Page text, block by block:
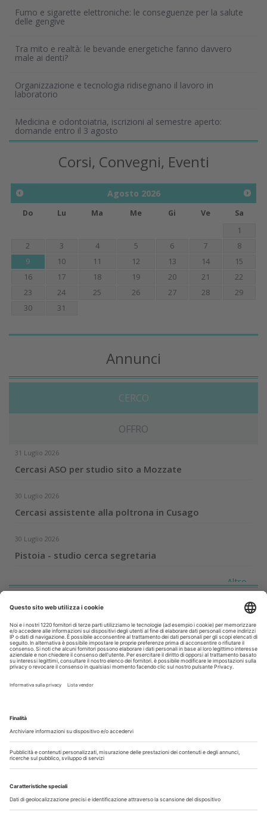
Fumo e sigarette elettroniche: le conseguenze per la salute
delle gengive
Tra mito e realtà: le bevande energetiche fanno davvero
male ai denti?
Organizzazione e tecnologia ridisegnano il lavoro in
laboratorio
Medicina e odontoiatria, iscrizioni al semestre aperto:
domande entro il 3 agosto
Corsi, Convegni, Eventi
Agosto 2026
Do Lu Ma Me Gi Ve
Sa
1
2
3 4 5 6 7
8
9
10 11 12 13 14
15
16
17 18 19 20 21
22
23
24 25 26 27 28
29
30
31
Annunci
CERCO
OFFRO
31 Luglio 2026
Cercasi ASO per studio sito a Mozzate
30 Luglio 2026
Cercasi assistente alla poltrona in Cusago
30 Luglio 2026
Pistoia - studio cerca segretaria
Altro...
Il flusso di lavoro dell’odontoiatra chairside
Odontoiatria33